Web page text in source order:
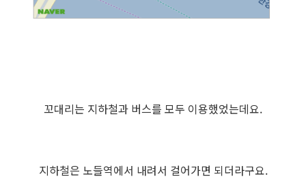
꼬대리는 지하철과 버스를 모두 이용했었는데요.
지하철은 노들역에서 내려서 걸어가면 되더라구요.